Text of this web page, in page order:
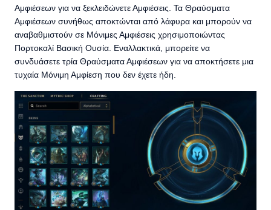
Αμφιέσεων για να ξεκλειδώνετε Αμφιέσεις. Τα Θραύσματα
Αμφιέσεων συνήθως αποκτώνται από λάφυρα και μπορούν να
αναβαθμιστούν σε Μόνιμες Αμφιέσεις χρησιμοποιώντας
Πορτοκαλί Βασική Ουσία. Εναλλακτικά, μπορείτε να
συνδυάσετε τρία Θραύσματα Αμφιέσεων για να αποκτήσετε μια
τυχαία Μόνιμη Αμφίεση που δεν έχετε ήδη.